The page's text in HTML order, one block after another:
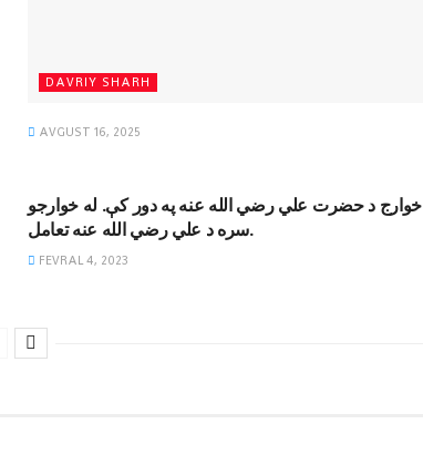
DAVRIY SHARH
AVGUST 16, 2025
خوارج د حضرت علي رضي الله عنه په دور کې. له خوارجو
سره د علي رضي الله عنه تعامل.
FEVRAL 4, 2023